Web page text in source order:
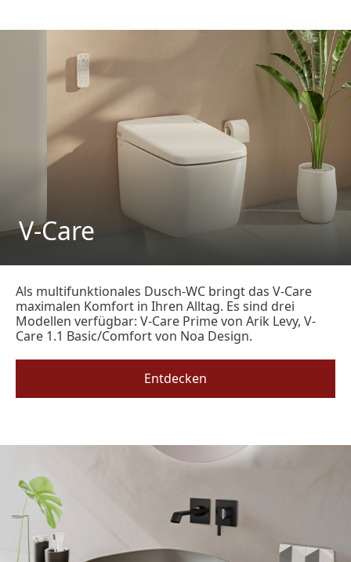
V-Care
Als multifunktionales Dusch-WC bringt das V-Care
maximalen Komfort in Ihren Alltag. Es sind drei
Modellen verfügbar: V-Care Prime von Arik Levy, V-
Care 1.1 Basic/Comfort von Noa Design.
Entdecken